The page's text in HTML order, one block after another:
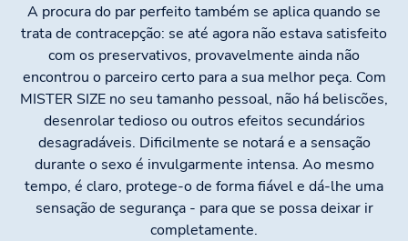
A procura do par perfeito também se aplica quando se
trata de contracepção: se até agora não estava satisfeito
com os preservativos, provavelmente ainda não
encontrou o parceiro certo para a sua melhor peça. Com
MISTER SIZE no seu tamanho pessoal, não há beliscões,
desenrolar tedioso ou outros efeitos secundários
desagradáveis. Dificilmente se notará e a sensação
durante o sexo é invulgarmente intensa. Ao mesmo
tempo, é claro, protege-o de forma fiável e dá-lhe uma
sensação de segurança - para que se possa deixar ir
completamente.